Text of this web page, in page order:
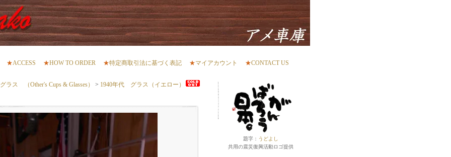
★ACCESS ★HOW TO ORDER ★特定商取引法に基づく表記 ★マイアカウント ★CONTACT US
ラス （Other's Cups & Glasses） > 1940年代 グラス（イエロー）
題字： うどよし
共用の震災復興活動ロゴ提供